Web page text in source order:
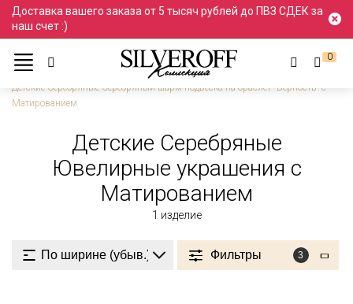
Доставка вашего заказа от 5 тысяч рублей до ПВЗ СДЕК за
наш счет :)
0
Ювелирные украшения
Серебро
Детские
Детские Серебряные Серебряный шарм подвеска на браслет "Верность" с
Матированием
Детские Серебряные
Ювелирные украшения с
Матированием
1 изделие
Фильтры 3